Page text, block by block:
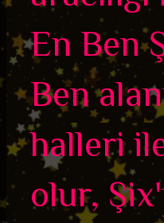
En Ben
Ben
halleri
olur,